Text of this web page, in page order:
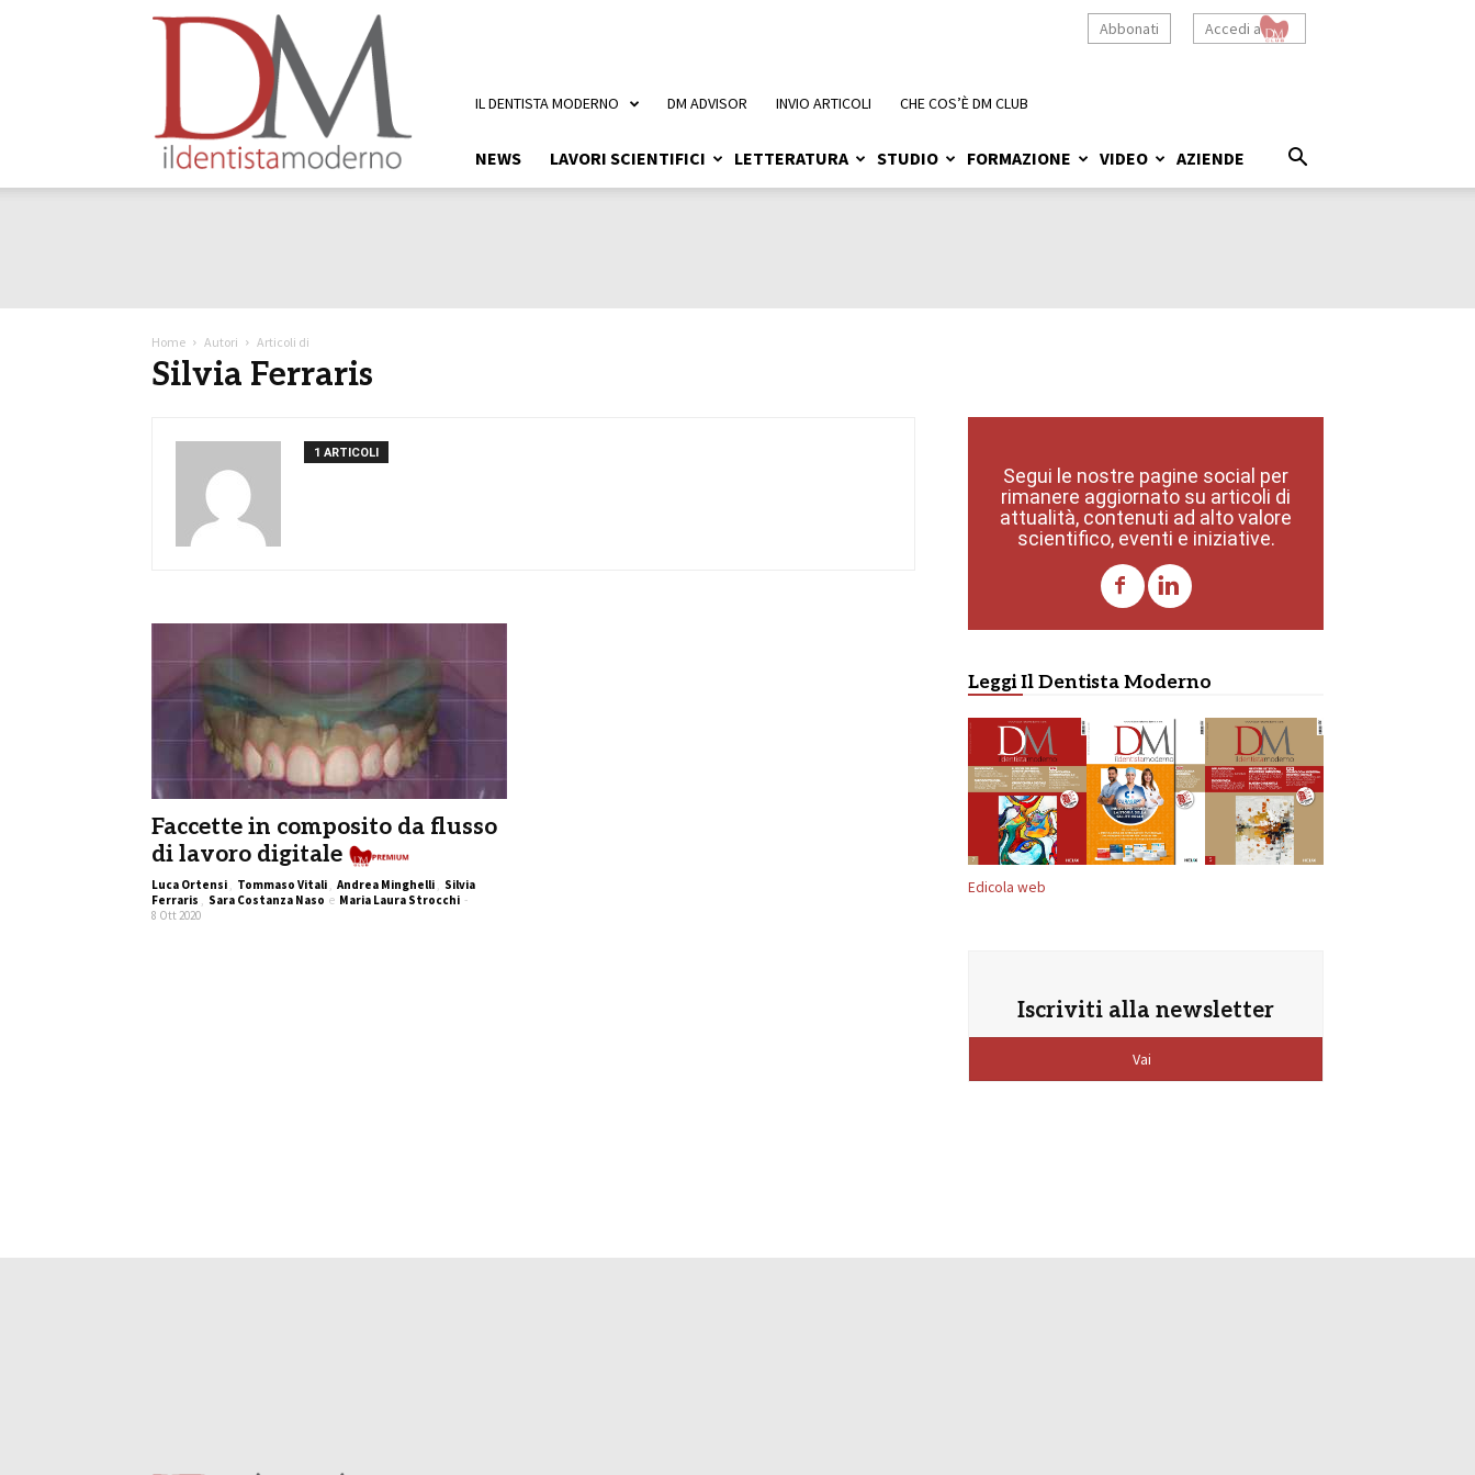
Accedi a
Abbonati
NEWS LAVORI SCIENTIFICI LETTERATURA STUDIO FORMAZIONE VIDEO AZIENDE
IL DENTISTA MODERNO DM ADVISOR INVIO ARTICOLI CHE COS’È DM CLUB
Home Autori Articoli di
Silvia Ferraris
1 ARTICOLI
Faccette in composito da flusso
di lavoro digitale
Luca Ortensi , Tommaso Vitali , Andrea Minghelli , Silvia
Ferraris , Sara Costanza Naso e Maria Laura Strocchi -
8 Ott 2020
Segui le nostre pagine social per
rimanere aggiornato su articoli di
attualità, contenuti ad alto valore
scientifico, eventi e iniziative.
Leggi Il Dentista Moderno
Edicola web
Iscriviti alla newsletter
Vai